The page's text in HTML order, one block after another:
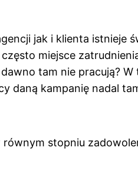
jak i klienta istnieje
miejsce
tam nie pracują?
daną kampanię nadal
stopniu